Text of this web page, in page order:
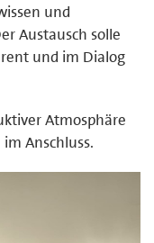
und
Austausch solle
und im Dialog
Atmosphäre
Anschluss.